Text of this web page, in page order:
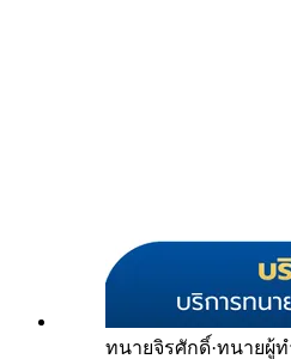
ทนายจิรศักดิ์·ทนายผู้